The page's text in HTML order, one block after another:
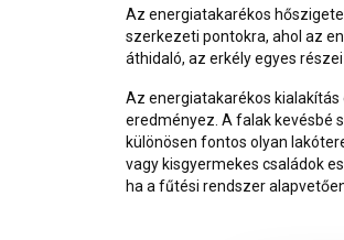
Az energiatakarékos
szerkezeti pontokra, ahol az
áthidaló, az erkély egyes
Az energiatakarékos
eredményez. A falak kevésbé
különösen fontos olyan
vagy kisgyermekes családok
ha a fűtési rendszer